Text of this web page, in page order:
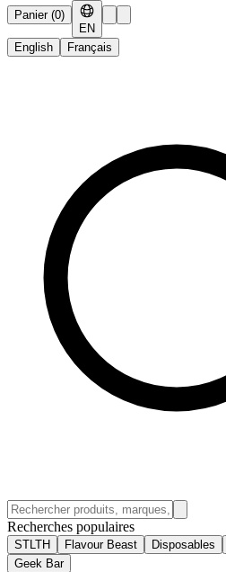
Panier(0)
EN
English
Français
Recherches populaires
STLTH Flavour Beast Disposables
Geek Bar